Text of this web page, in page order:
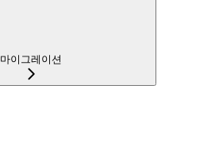
마이그레이션